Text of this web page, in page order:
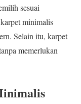
sesuai
minimalis
Selain itu, karpet
memerlukan